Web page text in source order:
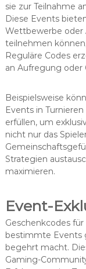
sie zur Teilnahme
Diese Events
Wettbewerbe oder
teilnehmen
Reguläre Codes
an Aufregung oder
Beispielsweise
Events in
erfüllen, um
nicht nur das
Strategien
maximieren.
Event-
Geschenkcodes
bestimmte Events
begehrt macht.
Gaming-